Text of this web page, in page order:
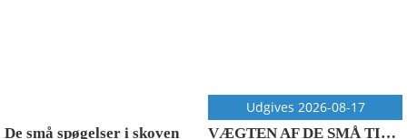
De små spøgelser i skoven
Udgives 2026-08-17
VÆGTEN AF DE SMÅ TING